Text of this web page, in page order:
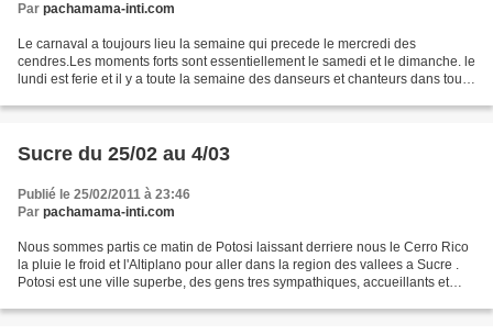
Par pachamama-inti.com
Le carnaval a toujours lieu la semaine qui precede le mercredi des
cendres.Les moments forts sont essentiellement le samedi et le dimanche. le
lundi est ferie et il y a toute la semaine des danseurs et chanteurs dans tous
Sucre du 25/02 au 4/03
Publié le 25/02/2011 à 23:46
Par pachamama-inti.com
Nous sommes partis ce matin de Potosi laissant derriere nous le Cerro Rico
la pluie le froid et l'Altiplano pour aller dans la region des vallees a Sucre .
Potosi est une ville superbe, des gens tres sympathiques, accueillants et